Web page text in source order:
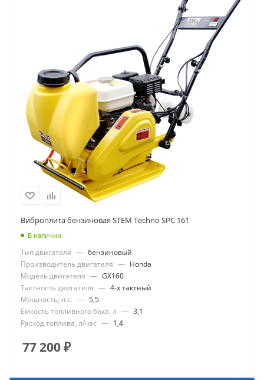
Виброплита бензиновая STEM Techno SPC 161
В наличии
Тип двигателя — бензиновый
Производитель двигателя — Honda
Модель двигателя — GX160
Тактность двигателя — 4-х тактный
Мощность, л.с. — 5,5
Емкость топливного бака, л — 3,1
Расход топлива, л/час — 1,4
77 200₽